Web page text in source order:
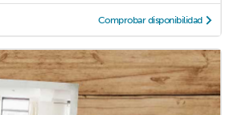
Comprobar disponibilidad